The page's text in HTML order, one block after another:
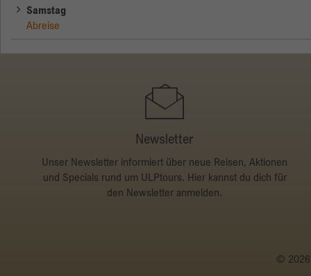
Samstag
Abreise
Newsletter
Unser Newsletter informiert über neue Reisen, Aktionen
und Specials rund um ULPtours. Hier kannst du dich für
den Newsletter anmelden.
© 2026